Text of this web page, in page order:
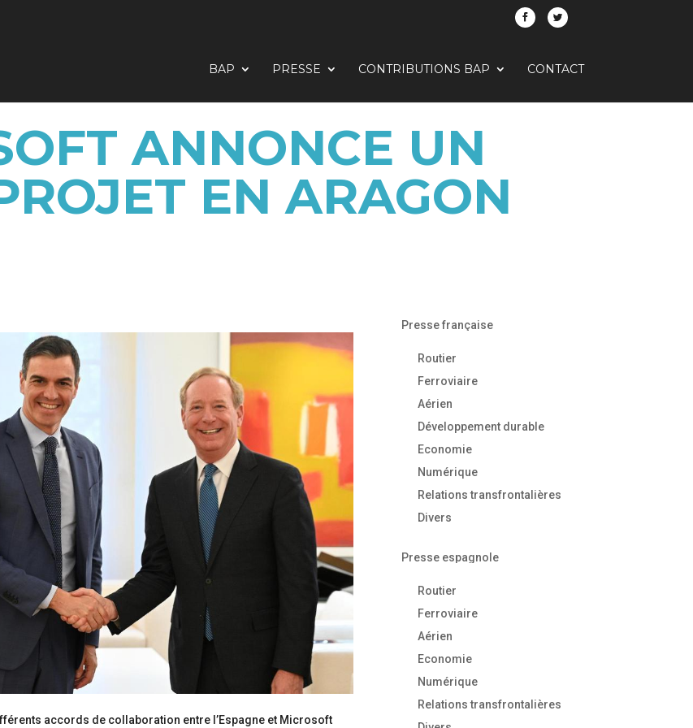
BAP PRESSE CONTRIBUTIONS BAP CONTACT
ANNONCE UN
EN ARAGON
accords de collaboration entre l’Espagne et Microsoft
Presse française
Routier
Ferroviaire
Aérien
Développement durable
Economie
Numérique
Relations transfrontalières
Divers
Presse espagnole
Routier
Ferroviaire
Aérien
Economie
Numérique
Relations transfrontalières